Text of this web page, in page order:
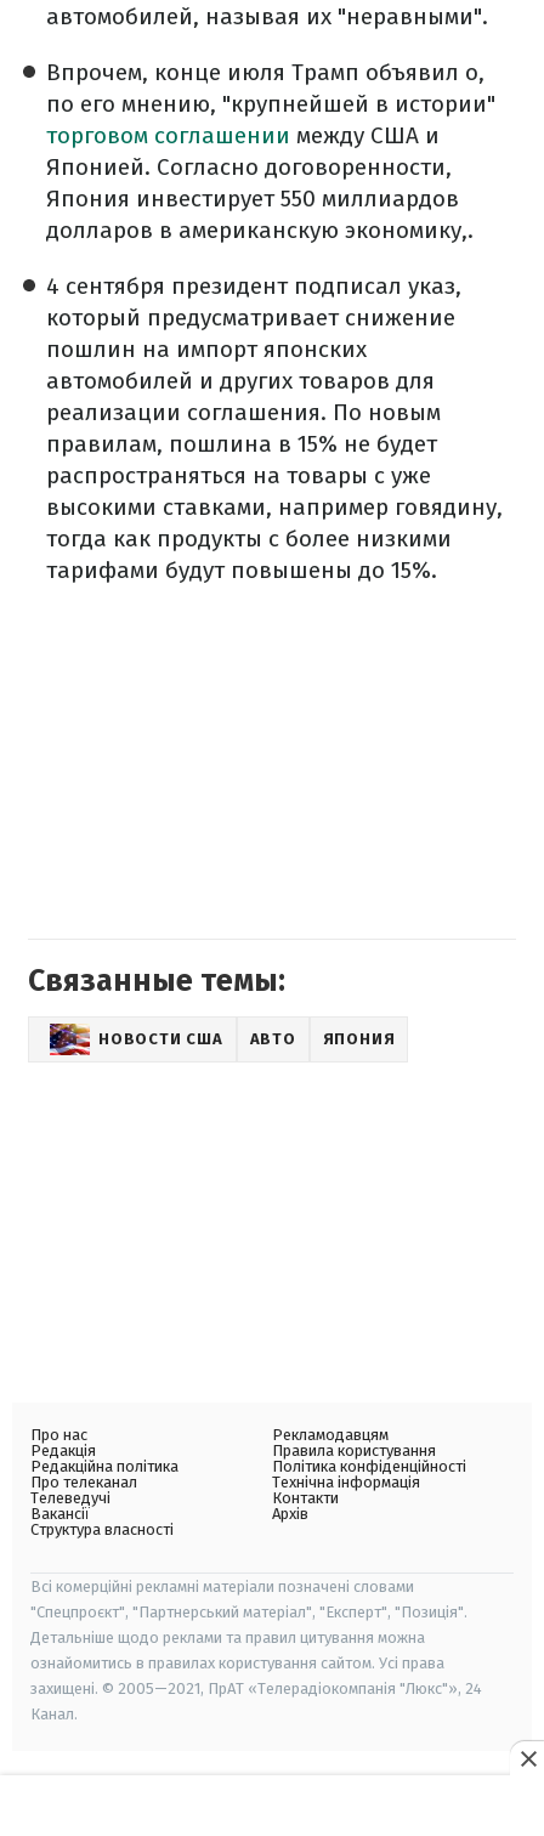
автомобилей, называя их "неравными".
Впрочем, конце июля Трамп объявил о,
по его мнению, "крупнейшей в истории"
торговом соглашении между США и
Японией. Согласно договоренности,
Япония инвестирует 550 миллиардов
долларов в американскую экономику,.
4 сентября президент подписал указ,
который предусматривает снижение
пошлин на импорт японских
автомобилей и других товаров для
реализации соглашения. По новым
правилам, пошлина в 15% не будет
распространяться на товары с уже
высокими ставками, например говядину,
тогда как продукты с более низкими
тарифами будут повышены до 15%.
Связанные темы:
НОВОСТИ США АВТО ЯПОНИЯ
Про нас
Редакція
Редакційна політика
Про телеканал
Телеведучі
Вакансії
Структура власності
Рекламодавцям
Правила користування
Політика конфіденційності
Технічна інформація
Контакти
Архів
Всі комерційні рекламні матеріали позначені словами
"Спецпроєкт", "Партнерський матеріал", "Експерт", "Позиція".
Детальніше щодо реклами та правил цитування можна
ознайомитись в правилах користування сайтом. Усі права
захищені. © 2005—2021, ПрАТ «Телерадіокомпанія "Люкс"», 24
Канал.